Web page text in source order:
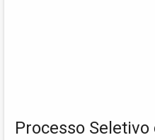
Processo